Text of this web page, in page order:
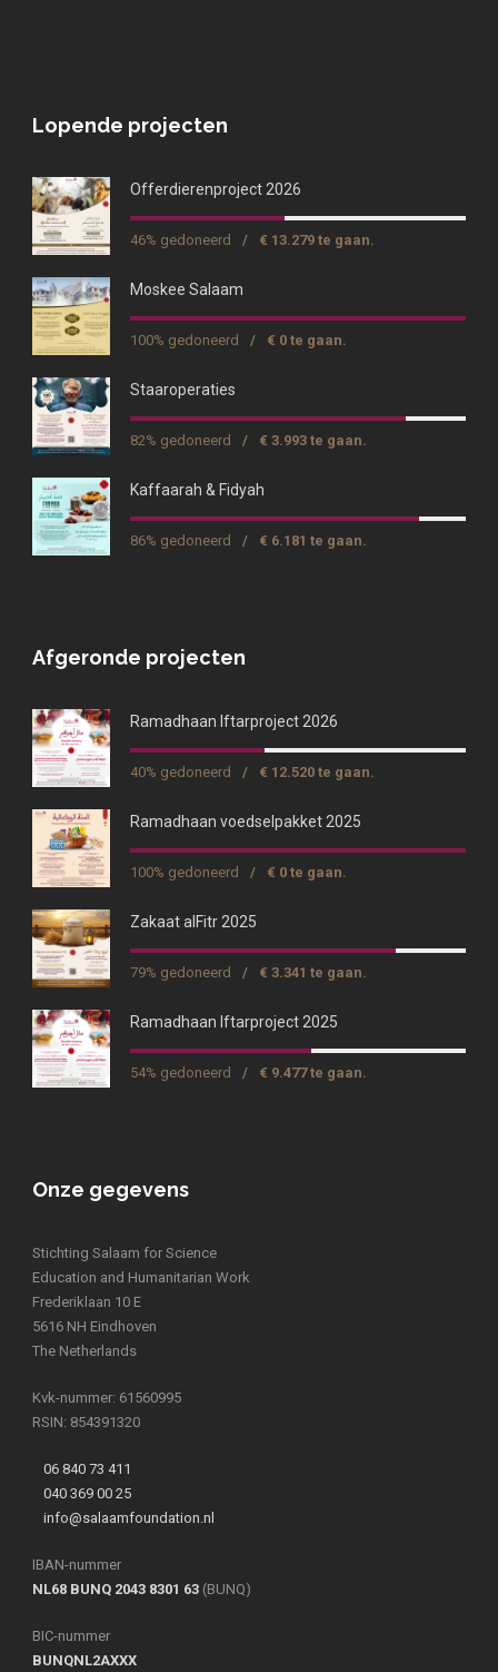
Lopende projecten
Offerdierenproject 2026
46% gedoneerd / € 13.279 te gaan.
Moskee Salaam
100% gedoneerd / € 0 te gaan.
Staaroperaties
82% gedoneerd / € 3.993 te gaan.
Kaffaarah & Fidyah
86% gedoneerd / € 6.181 te gaan.
Afgeronde projecten
Ramadhaan Iftarproject 2026
40% gedoneerd / € 12.520 te gaan.
Ramadhaan voedselpakket 2025
100% gedoneerd / € 0 te gaan.
Zakaat alFitr 2025
79% gedoneerd / € 3.341 te gaan.
Ramadhaan Iftarproject 2025
54% gedoneerd / € 9.477 te gaan.
Onze gegevens
Stichting Salaam for Science
Education and Humanitarian Work
Frederiklaan 10 E
5616 NH Eindhoven
The Netherlands
Kvk-nummer: 61560995
RSIN: 854391320
06 840 73 411
040 369 00 25
info@salaamfoundation.nl
IBAN-nummer
NL68 BUNQ 2043 8301 63 (BUNQ)
BIC-nummer
BUNQNL2AXXX